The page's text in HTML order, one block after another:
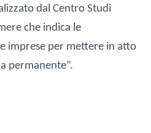
dal Centro Studi
che indica le
imprese per mettere in atto
permanente”.